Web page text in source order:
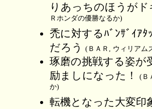
りあっちのほうが
Ｒホンダの優勝なるか)
禿に対するﾊﾞﾝｻﾞｲｱ
だろう
(ＢＡＲ, ウィリアム
琢磨の挑戦する姿が
励ましになった！
(Ｂ
か)
転機となった大変印